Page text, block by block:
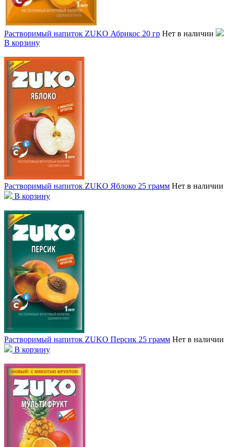
Растворимый напиток ZUKO Абрикос 20 гр Нет в наличии
В корзину
Растворимый напиток ZUKO Яблоко 25 грамм Нет в наличии
В корзину
Растворимый напиток ZUKO Персик 25 грамм Нет в наличии
В корзину